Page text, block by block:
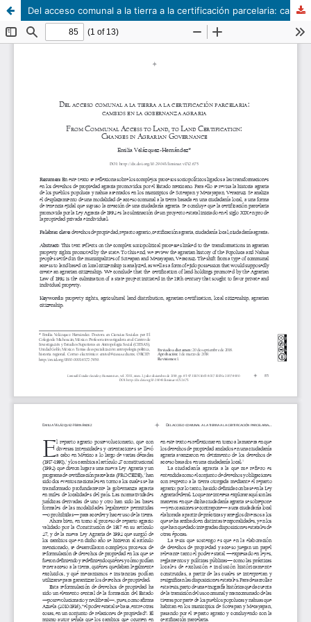
Del acceso comunal a la tierra a la certificación parcelaria: cambios en la gobernanza agraria